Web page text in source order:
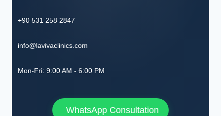
+90 531 258 2847
info@lavivaclinics.com
Mon-Fri: 9:00 AM - 6:00 PM
WhatsApp Consultation